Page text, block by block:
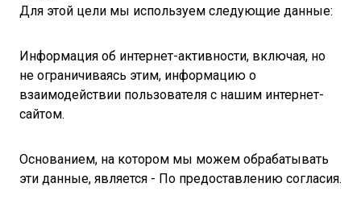
Для этой цели мы используем следующие данные:
Информация об интернет-активности, включая, но
не ограничиваясь этим, информацию о
взаимодействии пользователя с нашим интернет-
сайтом.
Основанием, на котором мы можем обрабатывать
эти данные, является - По предоставлению согласия.